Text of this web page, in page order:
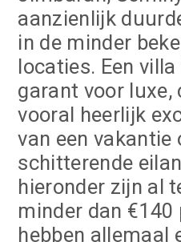
aanzienlijk
in de minder
locaties. Een
garant voor
vooral heerlijk
van een vakantie
schitterende
hieronder zijn al
minder dan €140
hebben allemaal